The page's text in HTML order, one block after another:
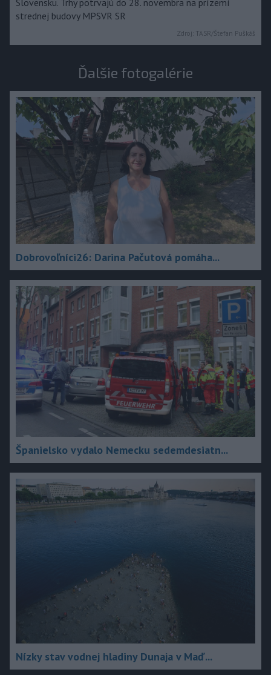
Slovensku. Trhy potrvajú do 28. novembra na prízemí
strednej budovy MPSVR SR
Zdroj: TASR/Štefan Puškáš
Ďalšie fotogalérie
Dobrovoľníci26: Darina Pačutová pomáha...
Španielsko vydalo Nemecku sedemdesiatn...
Nízky stav vodnej hladiny Dunaja v Maď...